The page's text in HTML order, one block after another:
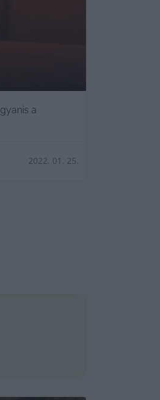
a
2022. 01. 25.